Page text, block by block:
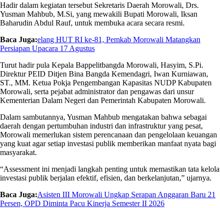
Hadir dalam kegiatan tersebut Sekretaris Daerah Morowali, Drs.
Yusman Mahbub, M.Si, yang mewakili Bupati Morowali, Iksan
Baharudin Abdul Rauf, untuk membuka acara secara resmi.
Baca Juga:elang HUT RI ke-81, Pemkab Morowali Matangkan
Persiapan Upacara 17 Agustus
Turut hadir pula Kepala Bappelitbangda Morowali, Hasyim, S.Pi.
Direktur PEID Ditjen Bina Bangda Kemendagri, Iwan Kurniawan,
ST., MM. Ketua Pokja Pengembangan Kapasitas NUDP Kabupaten
Morowali, serta pejabat administrator dan pengawas dari unsur
Kementerian Dalam Negeri dan Pemerintah Kabupaten Morowali.
Dalam sambutannya, Yusman Mahbub mengatakan bahwa sebagai
daerah dengan pertumbuhan industri dan infrastruktur yang pesat,
Morowali memerlukan sistem perencanaan dan pengelolaan keuangan
yang kuat agar setiap investasi publik memberikan manfaat nyata bagi
masyarakat.
“Assessment ini menjadi langkah penting untuk memastikan tata kelola
investasi publik berjalan efektif, efisien, dan berkelanjutan,” ujarnya.
Baca Juga:Asisten III Morowali Ungkap Serapan Anggaran Baru 21
Persen, OPD Diminta Pacu Kinerja Semester II 2026